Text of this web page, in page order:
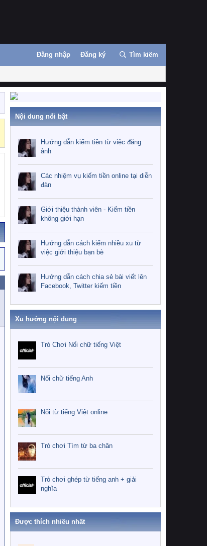
Đăng nhập Đăng ký Tìm kiếm
Nội dung nổi bật
Hướng dẫn kiếm tiền từ việc đăng
ảnh
Các nhiệm vụ kiếm tiền online tại diễn
đàn
Giới thiệu thành viên - Kiếm tiền
không giới hạn
Hướng dẫn cách kiếm nhiều xu từ
việc giới thiệu bạn bè
Hướng dẫn cách chia sẻ bài viết lên
Facebook, Twitter kiếm tiền
Xu hướng nội dung
Trò Chơi Nối chữ tiếng Việt
Nối chữ tiếng Anh
Nối từ tiếng Việt online
Trò chơi Tìm từ ba chân
Trò chơi ghép từ tiếng anh + giải
nghĩa
Được thích nhiều nhất